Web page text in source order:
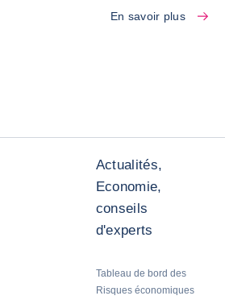
En savoir plus
Actualités,
Economie,
conseils
d'experts
Tableau de bord des
Risques économiques